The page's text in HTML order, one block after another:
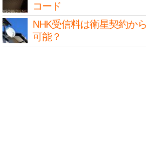
コード
NHK受信料は衛星契約か
可能？